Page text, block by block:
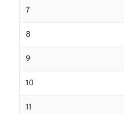
7
8
9
10
11